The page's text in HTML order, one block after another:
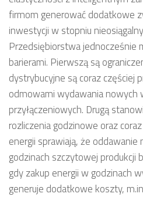
firmom generować dodatkowe
inwestycji w stopniu
Przedsiębiorstwa jednocześnie
barierami. Pierwszą są
dystrybucyjne są coraz częściej
odmowami wydawania nowych
przyłączeniowych. Drugą
rozliczenia godzinowe oraz
energii sprawiają, że
godzinach szczytowej produkcji
gdy zakup energii w godzinach
generuje dodatkowe koszty,